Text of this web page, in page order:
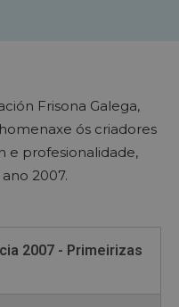
Frisona Galega,
ós criadores
e profesionalidade,
2007.
2007 - Primeirizas